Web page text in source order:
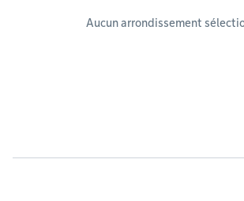
Aucun arrondissement